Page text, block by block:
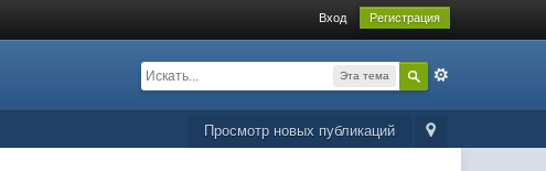
Вход Регистрация
Эта тема
Просмотр новых публикаций